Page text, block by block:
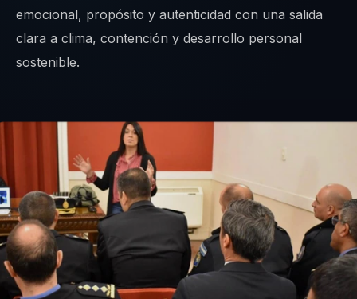
emocional, propósito y autenticidad con una salida
clara a clima, contención y desarrollo personal
sostenible.